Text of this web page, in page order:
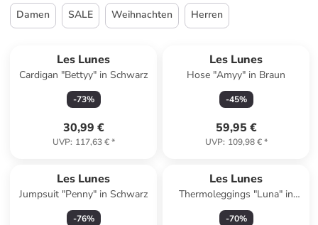
Damen SALE Weihnachten Herren
Les Lunes
Cardigan "Bettyy" in Schwarz
-73%
30,99 €
UVP: 117,63 €*
Les Lunes
Hose "Amyy" in Braun
-45%
59,95 €
UVP: 109,98 €*
Les Lunes
Jumpsuit "Penny" in Schwarz
-76%
Les Lunes
Thermoleggings "Luna" in
Braun
-70%